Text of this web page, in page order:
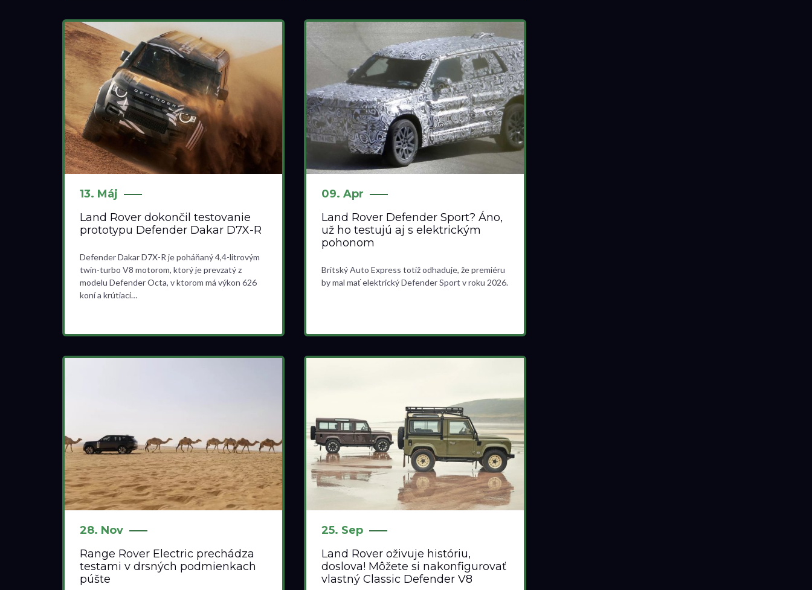
13. Máj
Land Rover dokončil testovanie
prototypu Defender Dakar D7X-R
Defender Dakar D7X-R je poháňaný 4,4-litrovým
twin-turbo V8 motorom, ktorý je prevzatý z
modelu Defender Octa, v ktorom má výkon 626
koní a krútiaci…
09. Apr
Land Rover Defender Sport? Áno,
už ho testujú aj s elektrickým
pohonom
Britský Auto Express totiž odhaduje, že premiéru
by mal mať elektrický Defender Sport v roku 2026.
28. Nov
Range Rover Electric prechádza
testami v drsných podmienkach
púšte
25. Sep
Land Rover oživuje históriu,
doslova! Môžete si nakonfigurovať
vlastný Classic Defender V8